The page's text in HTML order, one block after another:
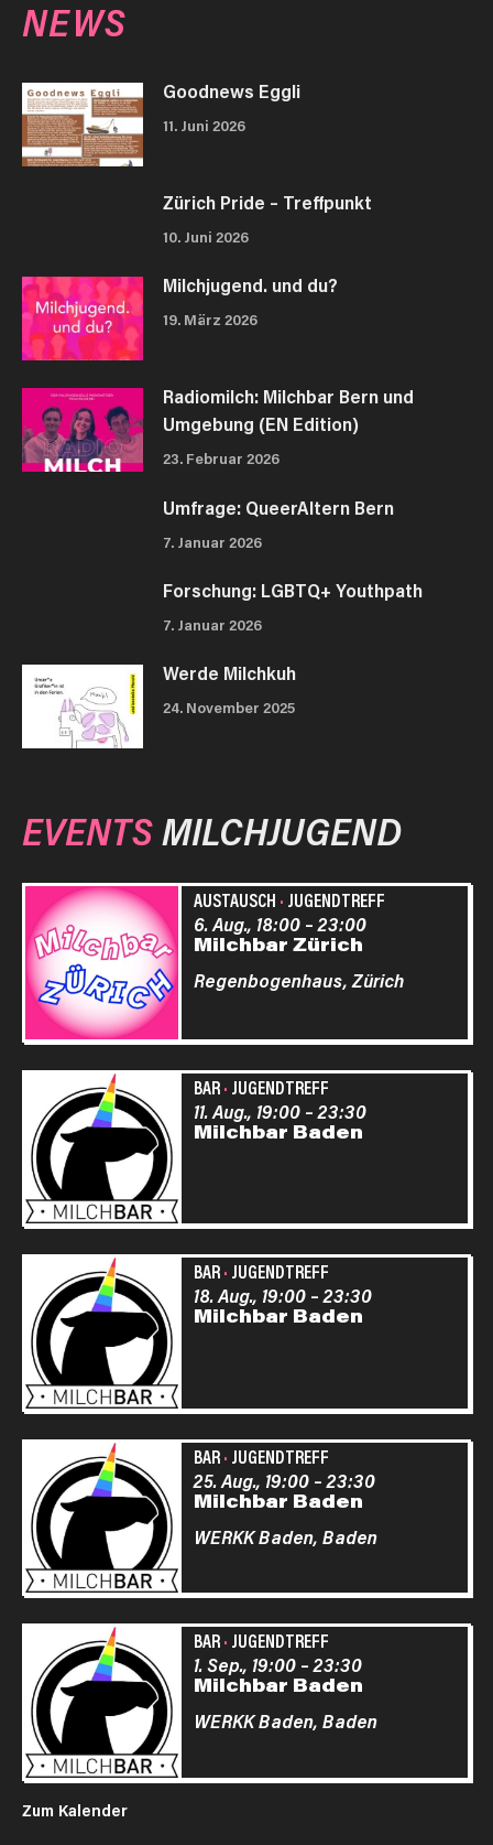
NEWS
Goodnews Eggli
11. Juni 2026
Zürich Pride – Treffpunkt
10. Juni 2026
Milchjugend. und du?
19. März 2026
Radiomilch: Milchbar Bern und
Umgebung (EN Edition)
23. Februar 2026
Umfrage: QueerAltern Bern
7. Januar 2026
Forschung: LGBTQ+ Youthpath
7. Januar 2026
Werde Milchkuh
24. November 2025
EVENTSMILCHJUGEND
AUSTAUSCH · JUGENDTREFF
Milchbar Zürich
6. Aug., 18:00–23:00
Regenbogenhaus, Zürich
BAR· JUGENDTREFF
Milchbar Baden
11. Aug., 19:00–23:30
BAR· JUGENDTREFF
Milchbar Baden
18. Aug., 19:00–23:30
BAR· JUGENDTREFF
Milchbar Baden
25. Aug., 19:00–23:30
WERKK Baden, Baden
BAR· JUGENDTREFF
Milchbar Baden
1. Sep., 19:00–23:30
WERKK Baden, Baden
Zum Kalender